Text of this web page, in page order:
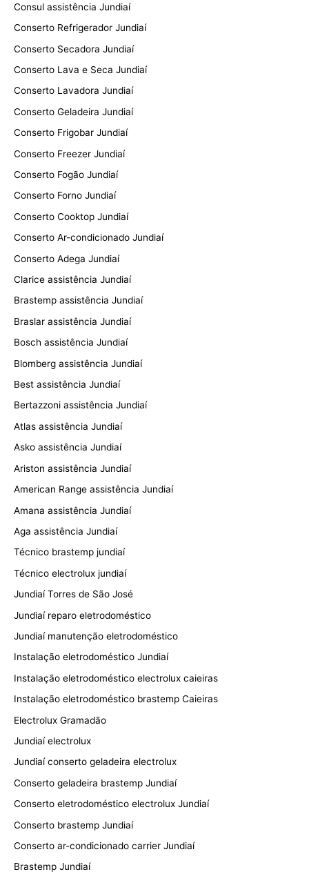
Consul assistência Jundiaí
Conserto Refrigerador Jundiaí
Conserto Secadora Jundiaí
Conserto Lava e Seca Jundiaí
Conserto Lavadora Jundiaí
Conserto Geladeira Jundiaí
Conserto Frigobar Jundiaí
Conserto Freezer Jundiaí
Conserto Fogão Jundiaí
Conserto Forno Jundiaí
Conserto Cooktop Jundiaí
Conserto Ar-condicionado Jundiaí
Conserto Adega Jundiaí
Clarice assistência Jundiaí
Brastemp assistência Jundiaí
Braslar assistência Jundiaí
Bosch assistência Jundiaí
Blomberg assistência Jundiaí
Best assistência Jundiaí
Bertazzoni assistência Jundiaí
Atlas assistência Jundiaí
Asko assistência Jundiaí
Ariston assistência Jundiaí
American Range assistência Jundiaí
Amana assistência Jundiaí
Aga assistência Jundiaí
Técnico brastemp jundiaí
Técnico electrolux jundiaí
Jundiaí Torres de São José
Jundiaí reparo eletrodoméstico
Jundiaí manutenção eletrodoméstico
Instalação eletrodoméstico Jundiaí
Instalação eletrodoméstico electrolux caieiras
Instalação eletrodoméstico brastemp Caieiras
Electrolux Gramadão
Jundiaí electrolux
Jundiaí conserto geladeira electrolux
Conserto geladeira brastemp Jundiaí
Conserto eletrodoméstico electrolux Jundiaí
Conserto brastemp Jundiaí
Conserto ar-condicionado carrier Jundiaí
Brastemp Jundiaí